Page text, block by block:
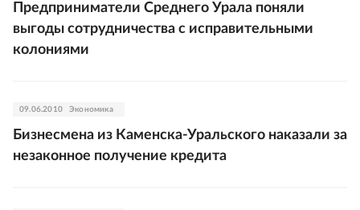
Предприниматели Среднего Урала поняли
выгоды сотрудничества с исправительными
колониями
09.06.2010 Экономика
Бизнесмена из Каменска-Уральского наказали за
незаконное получение кредита